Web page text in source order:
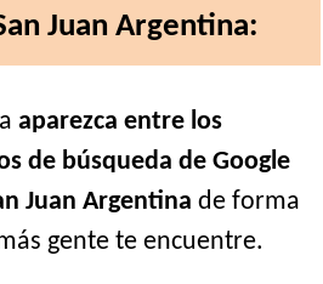
Juan Argentina:
aparezca entre los
de búsqueda de Google
Juan Argentina de forma
gente te encuentre.